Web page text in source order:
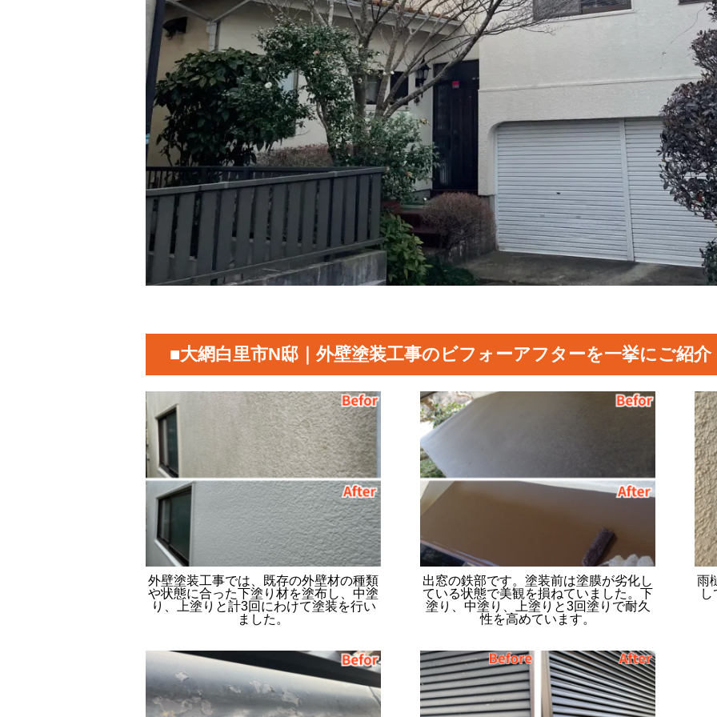
■大網白里市N邸｜外壁塗装工事のビフォーアフターを一挙にご紹介
外壁塗装工事では、既存の外壁材の種類
や状態に合った下塗り材を塗布し、中塗
り、上塗りと計3回にわけて塗装を行い
ました。
出窓の鉄部です。塗装前は塗膜が劣化し
ている状態で美観を損ねていました。下
塗り、中塗り、上塗りと3回塗りで耐久
性を高めています。
雨